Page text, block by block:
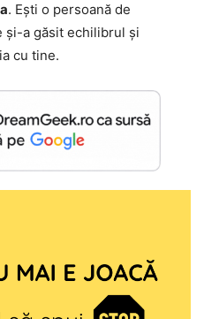
. Ești o persoană de
și-a găsit echilibrul și
cu tine.